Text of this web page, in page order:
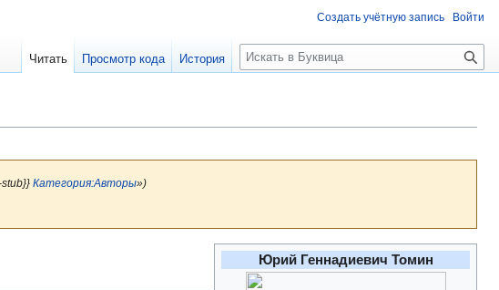
Категория:Авторы»)
Юрий Геннадиевич Томин
Создать учётную запись Войти
Читать Просмотр кода История
П
о
к